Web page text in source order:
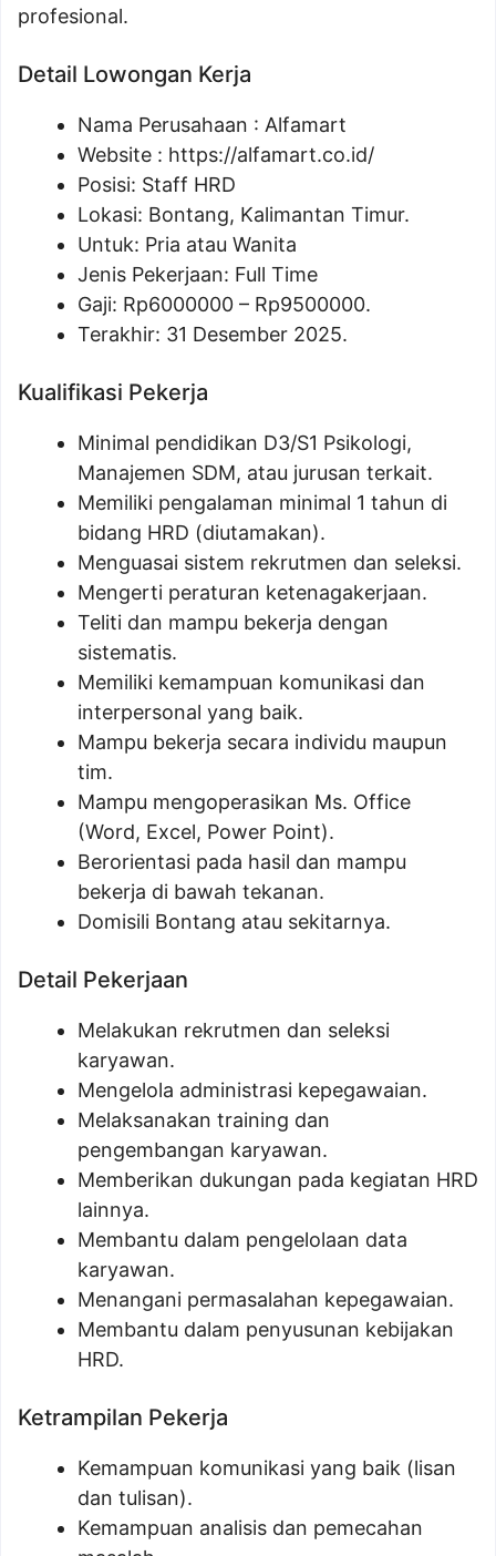
profesional.
Detail Lowongan Kerja
Nama Perusahaan : Alfamart
Website : https://alfamart.co.id/
Posisi: Staff HRD
Lokasi: Bontang, Kalimantan Timur.
Untuk: Pria atau Wanita
Jenis Pekerjaan: Full Time
Gaji: Rp6000000 – Rp9500000.
Terakhir: 31 Desember 2025.
Kualifikasi Pekerja
Minimal pendidikan D3/S1 Psikologi,
Manajemen SDM, atau jurusan terkait.
Memiliki pengalaman minimal 1 tahun di
bidang HRD (diutamakan).
Menguasai sistem rekrutmen dan seleksi.
Mengerti peraturan ketenagakerjaan.
Teliti dan mampu bekerja dengan
sistematis.
Memiliki kemampuan komunikasi dan
interpersonal yang baik.
Mampu bekerja secara individu maupun
tim.
Mampu mengoperasikan Ms. Office
(Word, Excel, Power Point).
Berorientasi pada hasil dan mampu
bekerja di bawah tekanan.
Domisili Bontang atau sekitarnya.
Detail Pekerjaan
Melakukan rekrutmen dan seleksi
karyawan.
Mengelola administrasi kepegawaian.
Melaksanakan training dan
pengembangan karyawan.
Memberikan dukungan pada kegiatan HRD
lainnya.
Membantu dalam pengelolaan data
karyawan.
Menangani permasalahan kepegawaian.
Membantu dalam penyusunan kebijakan
HRD.
Ketrampilan Pekerja
Kemampuan komunikasi yang baik (lisan
dan tulisan).
Kemampuan analisis dan pemecahan